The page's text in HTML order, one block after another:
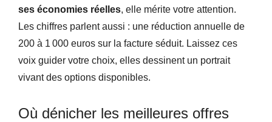
ses économies réelles, elle mérite votre attention.
Les chiffres parlent aussi : une réduction annuelle de
200 à 1 000 euros sur la facture séduit. Laissez ces
voix guider votre choix, elles dessinent un portrait
vivant des options disponibles.
Où dénicher les meilleures offres